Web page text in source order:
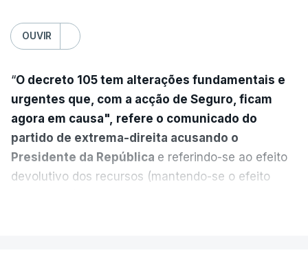
OUVIR
“O decreto 105 tem alterações fundamentais e
urgentes que, com a acção de Seguro, ficam
agora em causa", refere o comunicado do
partido de extrema-direita acusando o
Presidente da República e referindo-se ao efeito
devolutivo dos recursos (mantendo-se o efeito